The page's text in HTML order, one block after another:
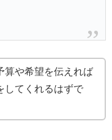
算や希望を伝えれば
してくれるはずで